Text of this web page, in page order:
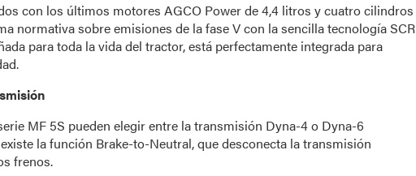
con los últimos motores AGCO Power de 4,4 litros y cuatro cilindros
normativa sobre emisiones de la fase V con la sencilla tecnología SCR
para toda la vida del tractor, está perfectamente integrada para
MF 5S pueden elegir entre la transmisión Dyna-4 o Dyna-6
la función Brake-to-Neutral, que desconecta la transmisión
frenos.